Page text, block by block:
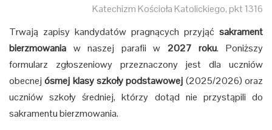
Katechizm Kościoła Katolickiego, pkt 1316
Trwają zapisy kandydatów pragnących przyjąć sakrament
bierzmowania w naszej parafii w 2027 roku. Poniższy
formularz zgłoszeniowy przeznaczony jest dla uczniów
obecnejósmej klasy szkoły podstawowej (2025/2026) oraz
uczniów szkoły średniej, którzy dotąd nie przystąpili do
sakramentu bierzmowania.